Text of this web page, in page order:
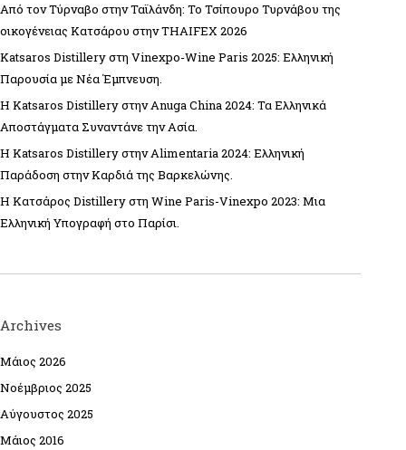
Από τον Τύρναβο στην Ταϊλάνδη: Το Τσίπουρο Τυρνάβου της
οικογένειας Κατσάρου στην THAIFEX 2026
Κatsaros Distillery στη Vinexpo-Wine Paris 2025: Ελληνική
Παρουσία με Νέα Έμπνευση.
Η Κatsaros Distillery στην Anuga China 2024: Τα Ελληνικά
Αποστάγματα Συναντάνε την Ασία.
Η Katsaros Distillery στην Alimentaria 2024: Ελληνική
Παράδοση στην Καρδιά της Βαρκελώνης.
Η Κατσάρος Distillery στη Wine Paris-Vinexpo 2023: Μια
Ελληνική Υπογραφή στο Παρίσι.
Archives
Μάιος 2026
Νοέμβριος 2025
Αύγουστος 2025
Μάιος 2016